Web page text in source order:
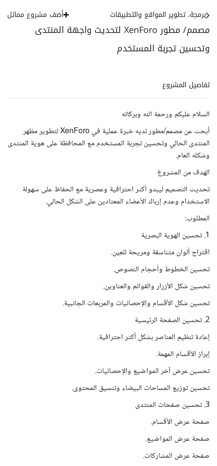
مصمم/ مطور XenForo لتحديث واجهة المنتدى
وتحسين تجربة المستخدم
برمجة، تطوير المواقع والتطبيقات أضف مشروع مماثل
تفاصيل المشروع
السلام عليكم ورحمة الله وبركاته
أبحث عن مصمم/مطور لديه خبرة عملية في XenForo لتطوير مظهر
المنتدى الحالي وتحسين تجربة المستخدم مع المحافظة على هوية المنتدى
وشكله العام.
الهدف من المشروع
تحديث التصميم ليبدو أكثر احترافية وعصرية مع الحفاظ على سهولة
الاستخدام وعدم إرباك الأعضاء المعتادين على الشكل الحالي.
المطلوب:
1. تحسين الهوية البصرية
اقتراح ألوان متناسقة ومريحة للعين.
تحسين الخطوط وأحجام النصوص.
تحسين شكل الأزرار والقوائم والعناوين.
تحسين شكل الأقسام والإحصائيات والمربعات الجانبية.
2. تحسين الصفحة الرئيسية
إعادة تنظيم العناصر بشكل أكثر احترافية.
إبراز الأقسام المهمة.
تحسين عرض آخر المواضيع والإحصائيات.
تحسين توزيع المساحات البيضاء وتنسيق المحتوى.
3. تحسين صفحات المنتدى
صفحة عرض الأقسام.
صفحة عرض المواضيع.
صفحة عرض المشاركات.